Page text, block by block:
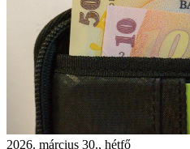
2026. március 30., hétfő